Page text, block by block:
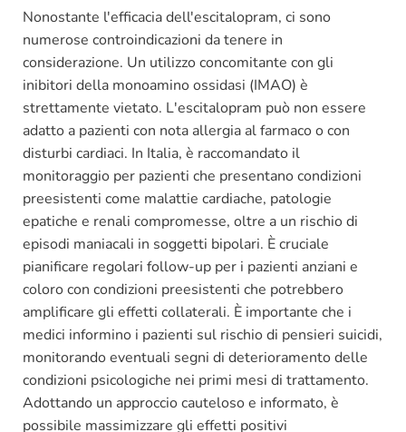
Nonostante l'efficacia dell'escitalopram, ci sono
numerose controindicazioni da tenere in
considerazione. Un utilizzo concomitante con gli
inibitori della monoamino ossidasi (IMAO) è
strettamente vietato. L'escitalopram può non essere
adatto a pazienti con nota allergia al farmaco o con
disturbi cardiaci. In Italia, è raccomandato il
monitoraggio per pazienti che presentano condizioni
preesistenti come malattie cardiache, patologie
epatiche e renali compromesse, oltre a un rischio di
episodi maniacali in soggetti bipolari. È cruciale
pianificare regolari follow-up per i pazienti anziani e
coloro con condizioni preesistenti che potrebbero
amplificare gli effetti collaterali. È importante che i
medici informino i pazienti sul rischio di pensieri suicidi,
monitorando eventuali segni di deterioramento delle
condizioni psicologiche nei primi mesi di trattamento.
Adottando un approccio cauteloso e informato, è
possibile massimizzare gli effetti positivi